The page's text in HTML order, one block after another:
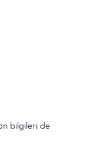
bilgileri de